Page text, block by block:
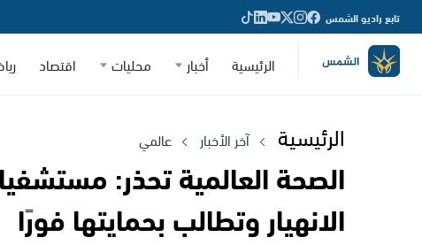
تابع راديو الشمس
الرئيسية أخبار محليات اقتصاد
الرئيسية آخر الأخبار عالمي
الصحة العالمية تحذر:
الانهيار وتطالب بحمايتها فورًا